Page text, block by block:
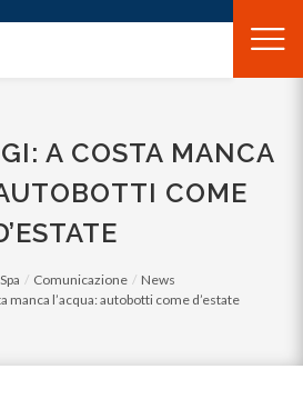
A COSTA MANCA
COME
Comunicazione
News
manca l’acqua: autobotti come d’estate